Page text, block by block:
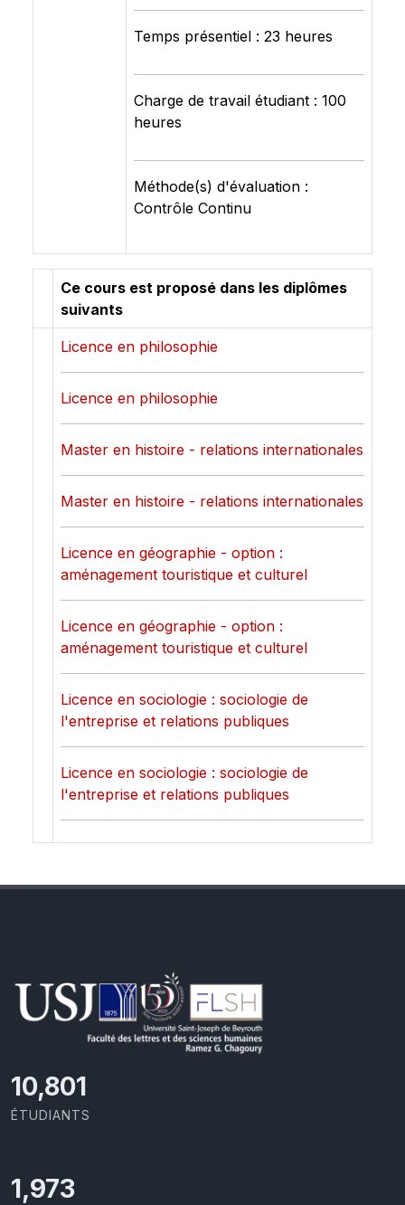
Temps présentiel : 23 heures
Charge de travail étudiant : 100
heures
Méthode(s) d'évaluation :
Contrôle Continu
Ce cours est proposé dans les diplômes
suivants
Licence en philosophie
Licence en philosophie
Master en histoire - relations internationales
Master en histoire - relations internationales
Licence en géographie - option :
aménagement touristique et culturel
Licence en géographie - option :
aménagement touristique et culturel
Licence en sociologie : sociologie de
l'entreprise et relations publiques
Licence en sociologie : sociologie de
l'entreprise et relations publiques
11,418
ÉTUDIANTS
2,086